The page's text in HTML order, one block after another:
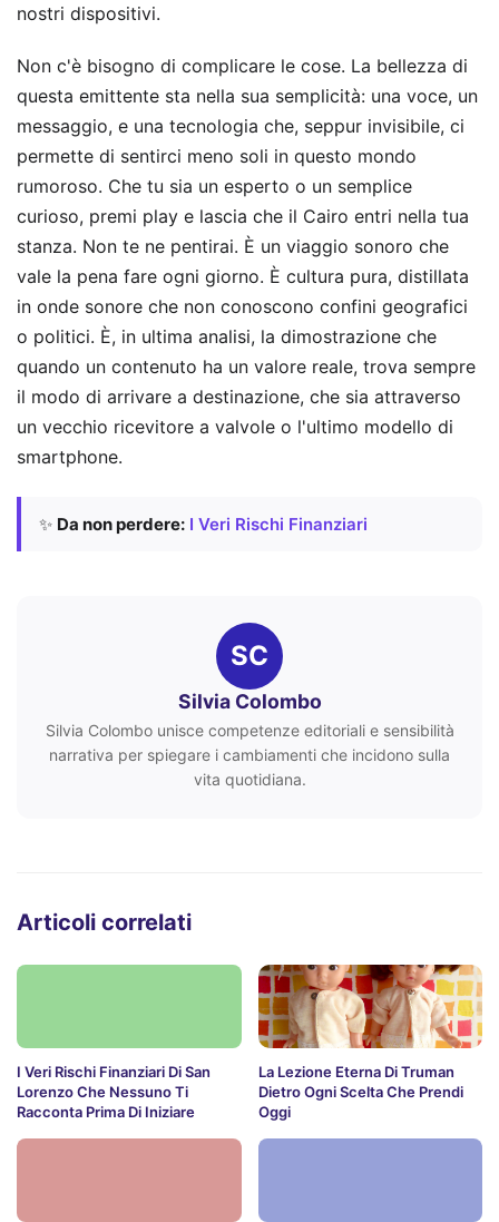
nostri dispositivi.
Non c'è bisogno di complicare le cose. La bellezza di
questa emittente sta nella sua semplicità: una voce, un
messaggio, e una tecnologia che, seppur invisibile, ci
permette di sentirci meno soli in questo mondo
rumoroso. Che tu sia un esperto o un semplice
curioso, premi play e lascia che il Cairo entri nella tua
stanza. Non te ne pentirai. È un viaggio sonoro che
vale la pena fare ogni giorno. È cultura pura, distillata
in onde sonore che non conoscono confini geografici
o politici. È, in ultima analisi, la dimostrazione che
quando un contenuto ha un valore reale, trova sempre
il modo di arrivare a destinazione, che sia attraverso
un vecchio ricevitore a valvole o l'ultimo modello di
smartphone.
✨ Da non perdere: I Veri Rischi Finanziari
SC
Silvia Colombo
Silvia Colombo unisce competenze editoriali e sensibilità
narrativa per spiegare i cambiamenti che incidono sulla
vita quotidiana.
Articoli correlati
I Veri Rischi Finanziari Di San
Lorenzo Che Nessuno Ti
Racconta Prima Di Iniziare
La Lezione Eterna Di Truman
Dietro Ogni Scelta Che Prendi
Oggi